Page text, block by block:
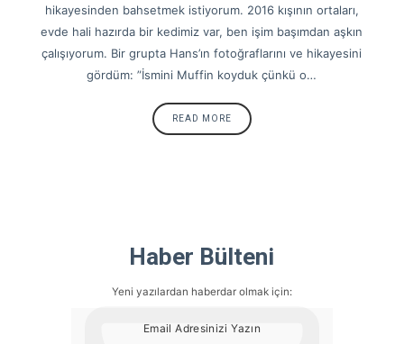
hikayesinden bahsetmek istiyorum. 2016 kışının ortaları,
evde hali hazırda bir kedimiz var, ben işim başımdan aşkın
çalışıyorum. Bir grupta Hans’ın fotoğraflarını ve hikayesini
gördüm: ”İsmini Muffin koyduk çünkü o…
READ MORE
Haber Bülteni
Yeni yazılardan haberdar olmak için: